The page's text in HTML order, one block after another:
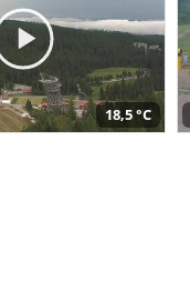
18,5 °C